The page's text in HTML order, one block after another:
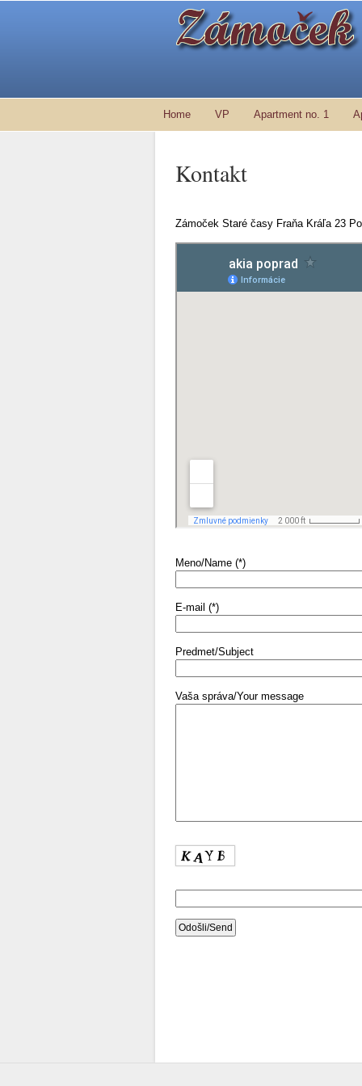
Home VP Apartment no. 1
Kontakt
Zámoček Staré časy Fraňa Kráľa 23
Meno/Name (*)
E-mail (*)
Predmet/Subject
Vaša správa/Your message